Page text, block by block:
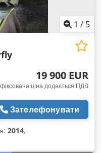
1 / 5
19 900 EUR
фіксована ціна додається ПДВ
Зателефонувати
2014,